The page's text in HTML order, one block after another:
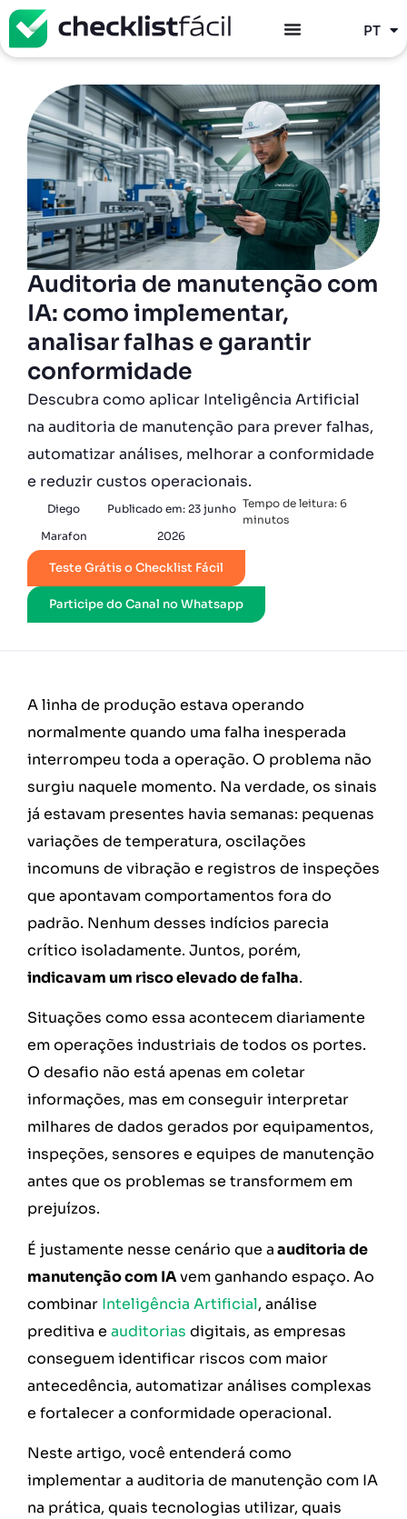
PT
EN
Auditoria de manutenção com
IA: como implementar,
analisar falhas e garantir
conformidade
Descubra como aplicar Inteligência Artificial
na auditoria de manutenção para prever falhas,
automatizar análises, melhorar a conformidade
e reduzir custos operacionais.
Diego
Marafon
Publicado em: 23 junho
2026
Tempo de leitura: 6
minutos
Teste Grátis o Checklist Fácil
Participe do Canal no Whatsapp
A linha de produção estava operando
normalmente quando uma falha inesperada
interrompeu toda a operação. O problema não
surgiu naquele momento. Na verdade, os sinais
já estavam presentes havia semanas: pequenas
variações de temperatura, oscilações
incomuns de vibração e registros de inspeções
que apontavam comportamentos fora do
padrão. Nenhum desses indícios parecia
crítico isoladamente. Juntos, porém,
indicavam um risco elevado de falha.
Situações como essa acontecem diariamente
em operações industriais de todos os portes.
O desafio não está apenas em coletar
informações, mas em conseguir interpretar
milhares de dados gerados por equipamentos,
inspeções, sensores e equipes de manutenção
antes que os problemas se transformem em
prejuízos.
É justamente nesse cenário que aauditoria de
manutenção com IAvem ganhando espaço. Ao
combinar Inteligência Artificial, análise
preditiva e auditorias digitais, as empresas
conseguem identificar riscos com maior
antecedência, automatizar análises complexas
e fortalecer a conformidade operacional.
Neste artigo, você entenderá como
implementar a auditoria de manutenção com IA
na prática, quais tecnologias utilizar, quais